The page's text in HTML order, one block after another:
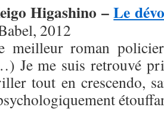
Higashino –Le
2012
meilleur roman
Je me suis retrouvé
tout en crescendo,